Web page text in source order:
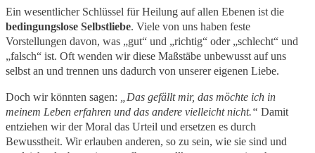
Ein wesentlicher Schlüssel für Heilung auf allen Ebenen ist die
bedingungslose Selbstliebe. Viele von uns haben feste
Vorstellungen davon, was „gut“ und „richtig“ oder „schlecht“ und
„falsch“ ist. Oft wenden wir diese Maßstäbe unbewusst auf uns
selbst an und trennen uns dadurch von unserer eigenen Liebe.
Doch wir könnten sagen:
„Das gefällt mir, das möchte ich in
meinem Leben erfahren und das andere vielleicht nicht.“ Damit
entziehen wir der Moral das Urteil und ersetzen es durch
Bewusstheit. Wir erlauben anderen, so zu sein, wie sie sind und